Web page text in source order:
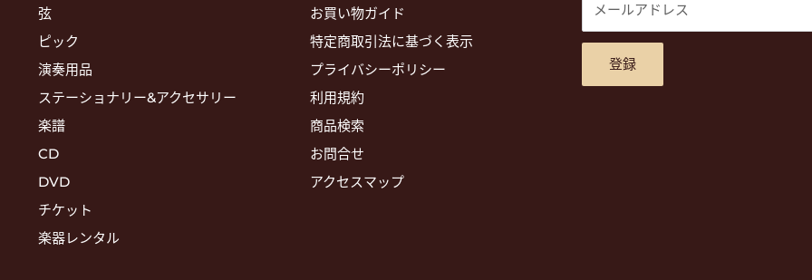
弦
ピック
演奏用品
ステーショナリー&アクセサリー
楽譜
CD
DVD
チケット
楽器レンタル
お買い物ガイド
特定商取引法に基づく表示
プライバシーポリシー
利用規約
商品検索
お問合せ
アクセスマップ
メールアドレス
登録